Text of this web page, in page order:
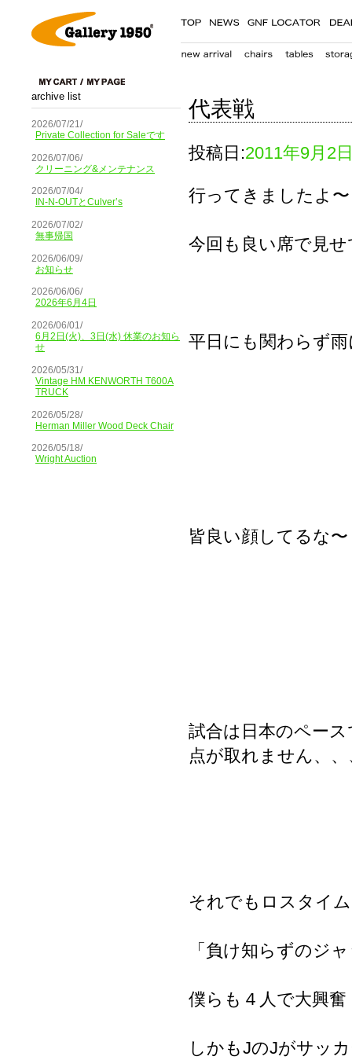
archive list
2026/07/21/
Private Collection for Saleです
2026/07/06/
クリーニング&メンテナンス
2026/07/04/
IN-N-OUTとCulver’s
2026/07/02/
無事帰国
2026/06/09/
お知らせ
2026/06/06/
2026年6月4日
2026/06/01/
6月2日(火)、3日(水) 休業のお知ら
せ
2026/05/31/
Vintage HM KENWORTH T600A
TRUCK
2026/05/28/
Herman Miller Wood Deck Chair
2026/05/18/
Wright Auction
代表戦
投稿日:2011年9月2
行ってきましたよ
今回も良い席で見
平日にも関わらず
皆良い顔してるな〜
試合は日本のペー
点が取れません、、
それでもロスタイ
「負け知らずのジ
僕らも４人で大興奮
しかもJのJがサッ